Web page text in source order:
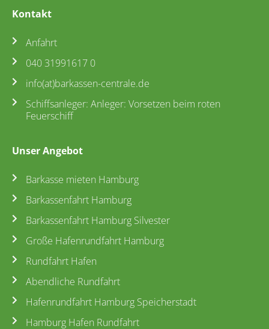
Kontakt
Anfahrt
040 31991617 0
info(at)barkassen-centrale.de
Schiffsanleger: Anleger: Vorsetzen beim roten
Feuerschiff
Unser Angebot
Barkasse mieten Hamburg
Barkassenfahrt Hamburg
Barkassenfahrt Hamburg Silvester
Große Hafenrundfahrt Hamburg
Rundfahrt Hafen
Abendliche Rundfahrt
Hafenrundfahrt Hamburg Speicherstadt
Hamburg Hafen Rundfahrt